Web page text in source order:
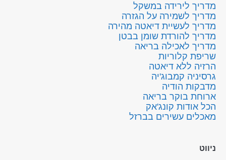
מדריך לירידה במשקל
מדריך לשמירה על הגזרה
מדריך לעשיית דיאטה מהירה
מדריך להורדת שומן בבטן
מדריך לאכילה בריאה
שריפת קלוריות
הרזיה ללא דיאטה
גרסיניה קמבוג'יה
מדבקות הודיה
ארוחת בוקר בריאה
הכל אודות קונג'אק
מאכלים עשירים בברזל
ניווט